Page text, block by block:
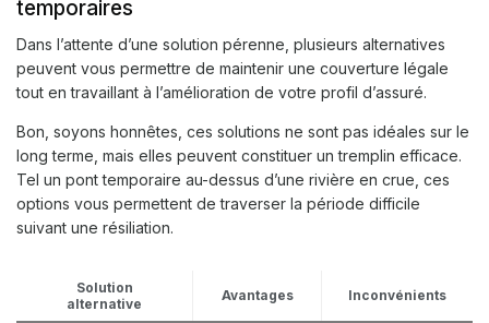
temporaires
Dans l’attente d’une solution pérenne, plusieurs alternatives
peuvent vous permettre de maintenir une couverture légale
tout en travaillant à l’amélioration de votre profil d’assuré.
Bon, soyons honnêtes, ces solutions ne sont pas idéales sur le
long terme, mais elles peuvent constituer un tremplin efficace.
Tel un pont temporaire au-dessus d’une rivière en crue, ces
options vous permettent de traverser la période difficile
suivant une résiliation.
Solution
alternative
Avantages Inconvénients